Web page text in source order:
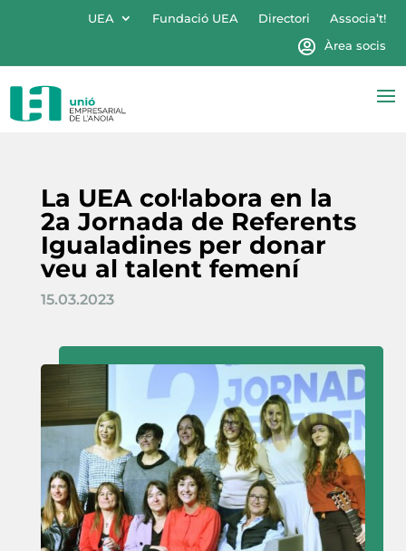
UEA Fundació UEA Directori
Associa’t!
Àrea socis
La UEA col·labora en la
2a Jornada de Referents
Igualadines per donar
veu al talent femení
15.03.2023